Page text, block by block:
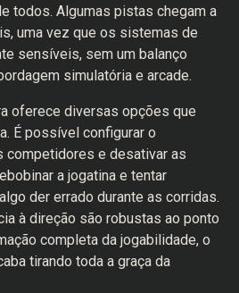
todos. Algumas pistas chegam a
uma vez que os sistemas de
sensíveis, sem um balanço
simulatória e arcade.
oferece diversas opções que
É possível configurar o
competidores e desativar as
a jogatina e tentar
der errado durante as corridas.
à direção são robustas ao ponto
completa da jogabilidade, o
tirando toda a graça da